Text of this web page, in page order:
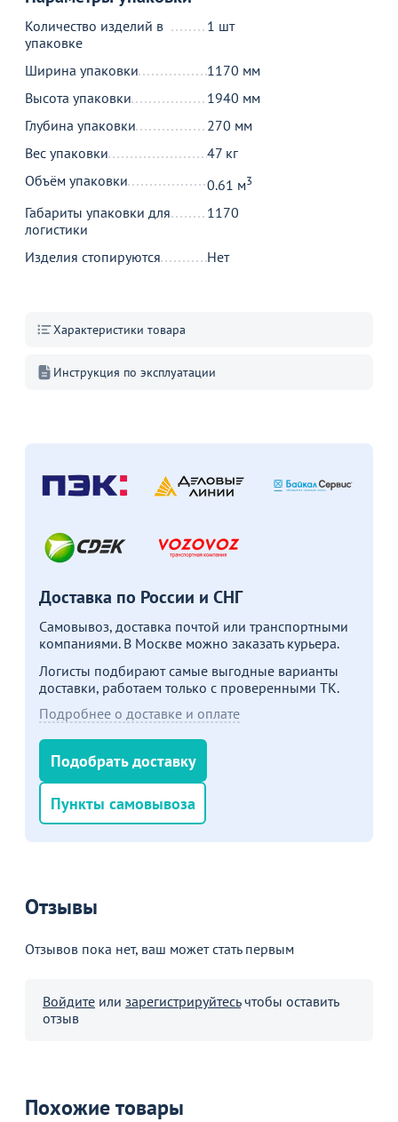
Количество изделий в
упаковке
1 шт
Ширина упаковки
1170 мм
Высота упаковки
1940 мм
Глубина упаковки
270 мм
Вес упаковки
47 кг
Объём упаковки
0.61 м3
Габариты упаковки для
логистики
1170
Изделия стопируются Нет
Характеристики товара
Инструкция по эксплуатации
Доставка по России и СНГ
Самовывоз, доставка почтой или транспортными
компаниями. В Москве можно заказать курьера.
Логисты подбирают самые выгодные варианты
доставки, работаем только с проверенными ТК.
Подробнее о доставке и оплате
Подобрать доставку
Пункты самовывоза
Отзывы
Отзывов пока нет, ваш может стать первым
Войдите или зарегистрируйтесьчтобы оставить
отзыв
Похожие товары
от
Оптовая цена
Компьютерный стол Ньюарк,
молочный
+4
В корзину
МИНПРОМТОРГ
от 6 740
7 050 ₽
Стол Лидер 3, Д1800 мм,